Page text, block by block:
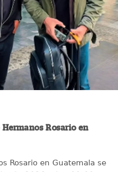
Rosario en
Rosario en Guatemala se